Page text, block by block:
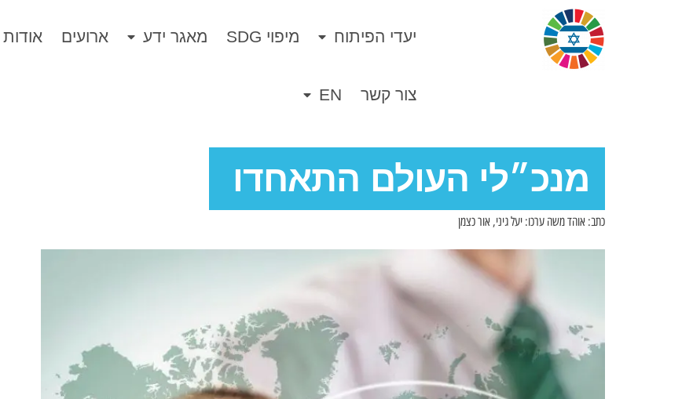
יעדי הפיתוח מיפוי SDG מאגר ידע ארועים אודות
צור קשר EN
מנכ״לי העולם התאחדו
כתב: אוהד משה ערכו: יעל גיני, אור כצמן